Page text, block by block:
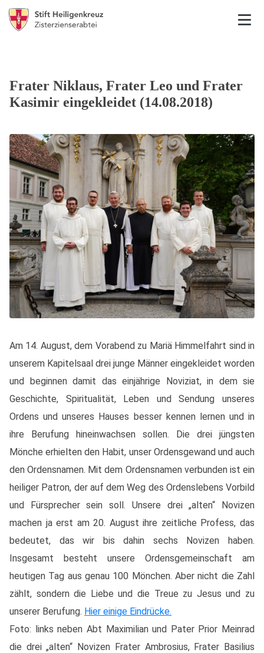
Frater Niklaus, Frater Leo und Frater
Kasimir eingekleidet (14.08.2018)
Am 14. August, dem Vorabend zu Mariä Himmelfahrt sind in
unserem Kapitelsaal drei junge Männer eingekleidet worden
und beginnen damit das einjährige Noviziat, in dem sie
Geschichte, Spiritualität, Leben und Sendung unseres
Ordens und unseres Hauses besser kennen lernen und in
ihre Berufung hineinwachsen sollen. Die drei jüngsten
Mönche erhielten den Habit, unser Ordensgewand und auch
den Ordensnamen. Mit dem Ordensnamen verbunden ist ein
heiliger Patron, der auf dem Weg des Ordenslebens Vorbild
und Fürsprecher sein soll. Unsere drei „alten“ Novizen
machen ja erst am 20. August ihre zeitliche Profess, das
bedeutet, das wir bis dahin sechs Novizen haben.
Insgesamt besteht unsere Ordensgemeinschaft am
heutigen Tag aus genau 100 Mönchen. Aber nicht die Zahl
zählt, sondern die Liebe und die Treue zu Jesus und zu
unserer Berufung. Hier einige Eindrücke.
Foto: links neben Abt Maximilian und Pater Prior Meinrad
die drei „alten“ Novizen Frater Ambrosius, Frater Basilius